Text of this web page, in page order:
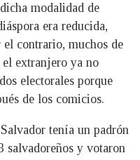
modalidad de
era reducida,
contrario, muchos de
el extranjero ya no
electorales porque
de los comicios.
tenía un padrón
salvadoreños y votaron